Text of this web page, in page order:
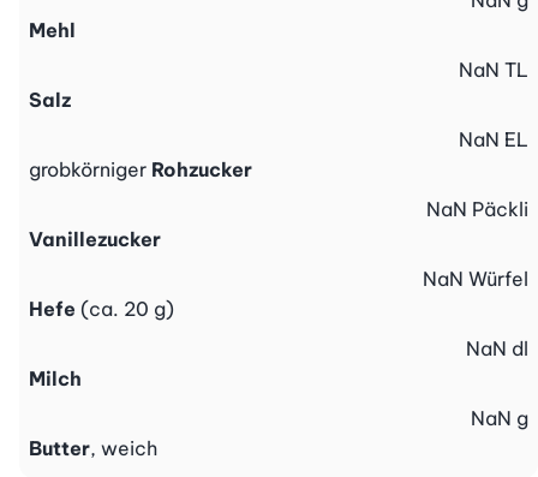
Mehl
Salz
NaN TL
grobkörniger Rohzucker
NaN EL
Vanillezucker
NaN Päckli
Hefe (ca. 20 g)
NaN Würfel
Milch
NaN dl
Butter, weich
NaN g